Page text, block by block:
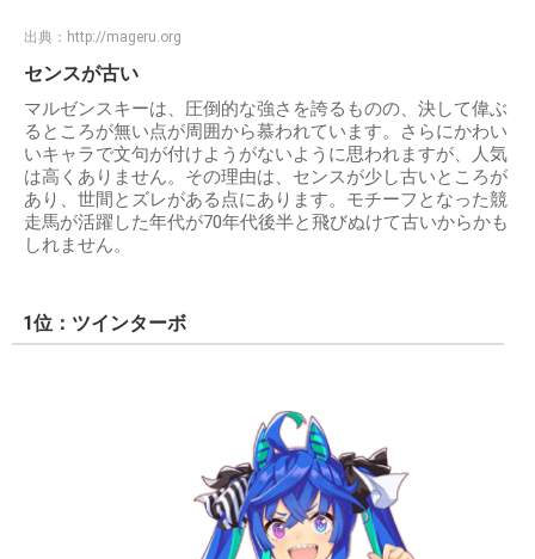
出典： http://mageru.org
センスが古い
マルゼンスキーは、圧倒的な強さを誇るものの、決して偉ぶ
るところが無い点が周囲から慕われています。さらにかわい
いキャラで文句が付けようがないように思われますが、人気
は高くありません。その理由は、センスが少し古いところが
あり、世間とズレがある点にあります。モチーフとなった競
走馬が活躍した年代が70年代後半と飛びぬけて古いからかも
しれません。
1位：ツインターボ